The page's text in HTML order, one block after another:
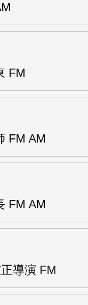
FM
FM AM
FM AM
導演 FM